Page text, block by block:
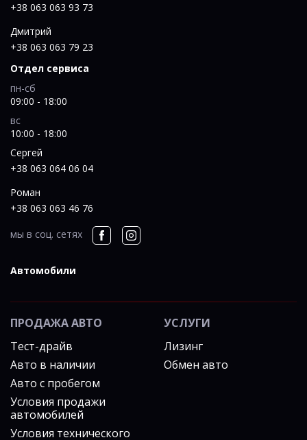
+38 063 063 93 73
Дмитрий
+38 063 063 79 23
Отдел сервиса
пн-сб
09:00 - 18:00
вс
10:00 - 18:00
Сергей
+38 063 064 06 04
Роман
+38 063 063 46 76
мы в соц. сетях
Автомобили
ПРОДАЖА АВТО
Тест-драйв
Авто в наличии
Авто с пробегом
Условия продажи
автомобилей
Условия технического
УСЛУГИ
Лизинг
Обмен авто